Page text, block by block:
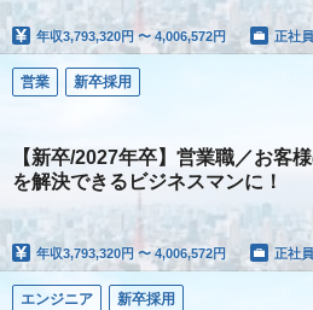
年収3,793,320円 〜 4,006,572円 正社員
営業 新卒採用
【新卒/2027年卒】営業職／お客
を解決できるビジネスマンに！
年収3,793,320円 〜 4,006,572円 正社員
エンジニア 新卒採用